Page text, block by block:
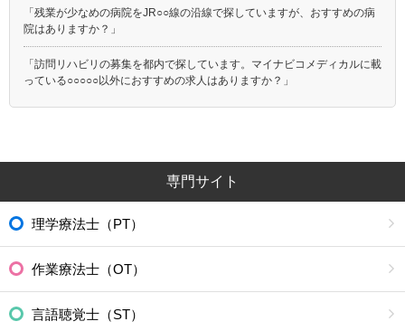
「残業が少なめの病院をJR○○線の沿線で探していますが、おすすめの病
院はありますか？」
「訪問リハビリの募集を都内で探しています。マイナビコメディカルに載
っている○○○○○以外におすすめの求人はありますか？」
専門サイト
理学療法士（PT）
作業療法士（OT）
言語聴覚士（ST）